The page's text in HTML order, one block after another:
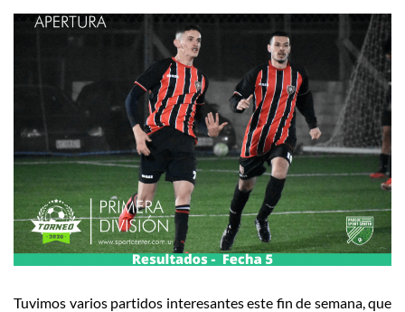
Tuvimos varios partidos interesantes este fin de semana, que